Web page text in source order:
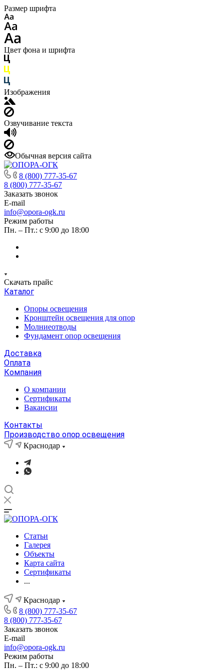
Размер шрифта
Цвет фона и шрифта
Изображения
Озвучивание текста
Обычная версия сайта
8 (800) 777-35-67
8 (800) 777-35-67
Заказать звонок
E-mail
info@opora-ogk.ru
Режим работы
Пн. – Пт.: с 9:00 до 18:00
Скачать прайс
Каталог
Опоры освещения
Кронштейн освещения для опор
Молниеотводы
Фундамент опор освещения
Доставка
Оплата
Компания
О компании
Сертификаты
Вакансии
Контакты
Производство опор освещения
Краснодар
Статьи
Галерея
Объекты
Карта сайта
Сертификаты
...
Краснодар
8 (800) 777-35-67
8 (800) 777-35-67
Заказать звонок
E-mail
info@opora-ogk.ru
Режим работы
Пн. – Пт.: с 9:00 до 18:00